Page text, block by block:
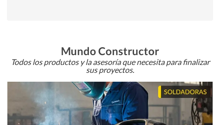
Mundo Constructor
Todos los productos y la asesoría que necesita para finalizar
sus proyectos.